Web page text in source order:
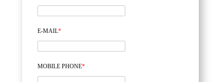
E-MAIL*
MOBILE PHONE*